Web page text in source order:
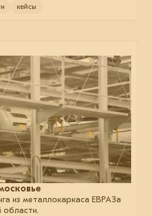
кейсы
из металлокаркаса ЕВРАЗа
области.